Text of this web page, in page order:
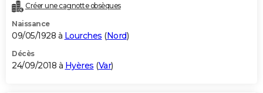
Créer une cagnotte obsèques
Naissance
09/05/1928 à Lourches (Nord)
Décès
24/09/2018 à Hyères (Var)